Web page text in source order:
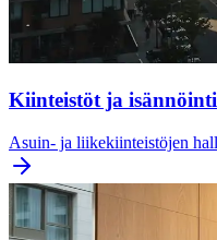
Kiinteistöt ja isännöinti
Asuin- ja liikekiinteistöjen